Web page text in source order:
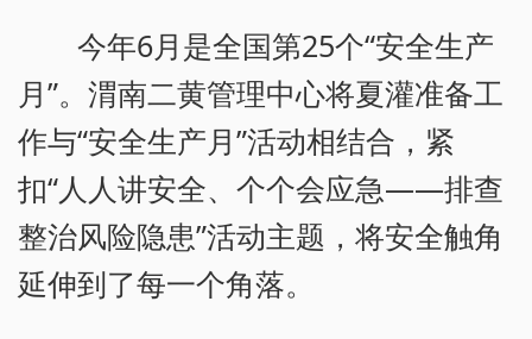
今年6月是全国第25个“安全生产
月”。渭南二黄管理中心将夏灌准备工
作与“安全生产月”活动相结合，紧
扣“人人讲安全、个个会应急——排查
整治风险隐患”活动主题，将安全触角
延伸到了每一个角落。